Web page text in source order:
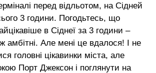
перед відльотом, на Сідней
3 години. Погодьтесь, що
в Сіднеї за 3 години –
амбітні. Але мені це вдалося! І не
головні цікавинки міста, але
Порт Джексон і поглянути на